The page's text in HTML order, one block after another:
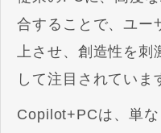
合することで、ユー
上させ、創造性を刺
して注目されていま
Copilot+PCは、単な